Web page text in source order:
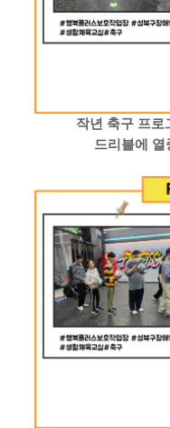
작년 축구 프로
드리블에 열